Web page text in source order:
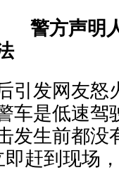
警方声明
引发网友怒
车是低速驾
发生前都没
赶到现场